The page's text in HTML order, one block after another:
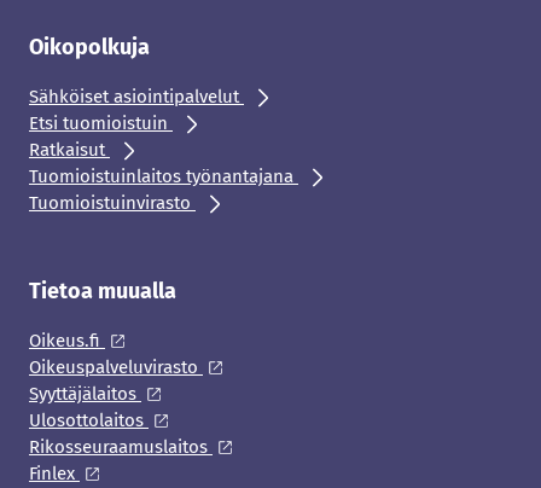
Oikopolkuja
Sähköiset asiointipalvelut
Etsi tuomioistuin
Ratkaisut
Tuomioistuinlaitos työnantajana
Tuomioistuinvirasto
Tietoa muualla
Oikeus.fi
Oikeuspalveluvirasto
Syyttäjälaitos
Ulosottolaitos
Rikosseuraamuslaitos
Finlex